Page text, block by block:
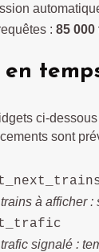
: 85
en
ci-
sont
à afficher :
signalé :